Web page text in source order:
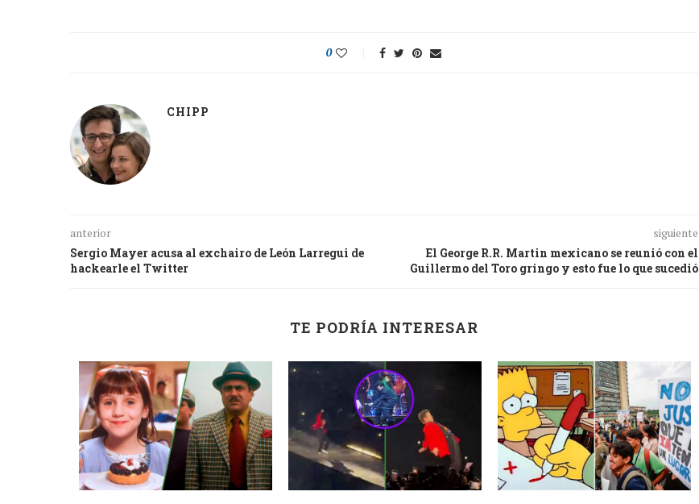
0
CHIPP
anterior
Sergio Mayer acusa al exchairo de León Larregui de
hackearle el Twitter
siguiente
El George R.R. Martin mexicano se reunió con el
Guillermo del Toro gringo y esto fue lo que sucedió
TE PODRÍA INTERESAR